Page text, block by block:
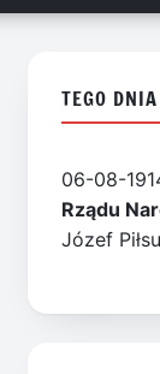
TEGO
06-08-
Rządu
Józef